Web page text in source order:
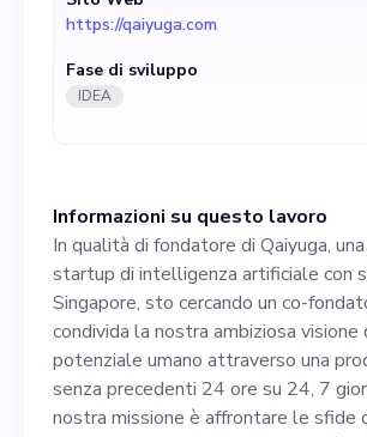
produttività senza
precedenti 24 ore su
giorni su 7. La nostra
e della scarsità di
affrontate da
professionisti con
patrimonio netto
attraverso la
Informazioni su questo lavoro
In qualità di fondatore di Qaiyuga,
startup di intelligenza artificiale con
Singapore, sto cercando un co-
condivida la nostra ambiziosa visione
potenziale umano attraverso una
senza precedenti 24 ore su 24, 7
nostra missione è affrontare le sfide
https://qaiyuga.com
Fase di sviluppo
IDEA